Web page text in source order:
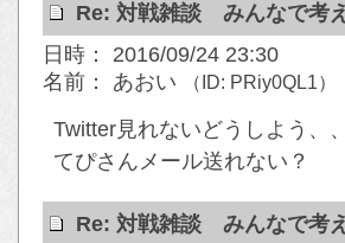
Re: 対戦雑談 みんなで考
日時： 2016/09/24 23:30
名前： あおい
（ID: PRiy0QL1）
Twitter見れないどうしよう、、
てぴさんメール送れない？
Re: 対戦雑談 みんなで考